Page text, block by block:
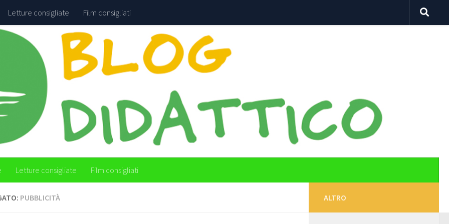
Letture consigliate Film consigliati
Letture consigliate Film consigliati
PUBBLICITÀ ALTRO